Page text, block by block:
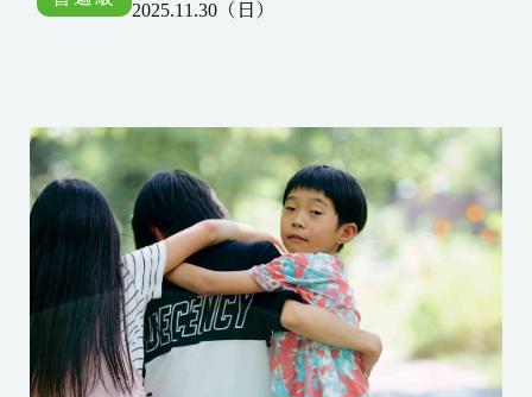
2025.11.30（日）